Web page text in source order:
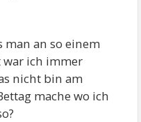
an so einem
war ich immer
nicht bin am
mache wo ich